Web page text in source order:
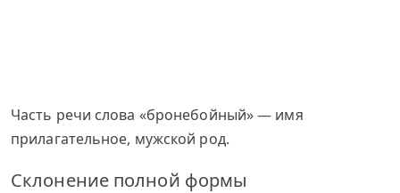
Часть речи слова «бронебойный» — имя
прилагательное, мужской род.
Склонение полной формы